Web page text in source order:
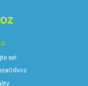
se!